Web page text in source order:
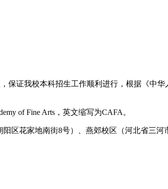
保证我校本科招生工作顺利进行，根据《中
of Fine Arts，英文缩写为CAFA。
区花家地南街8号）、燕郊校区（河北省三